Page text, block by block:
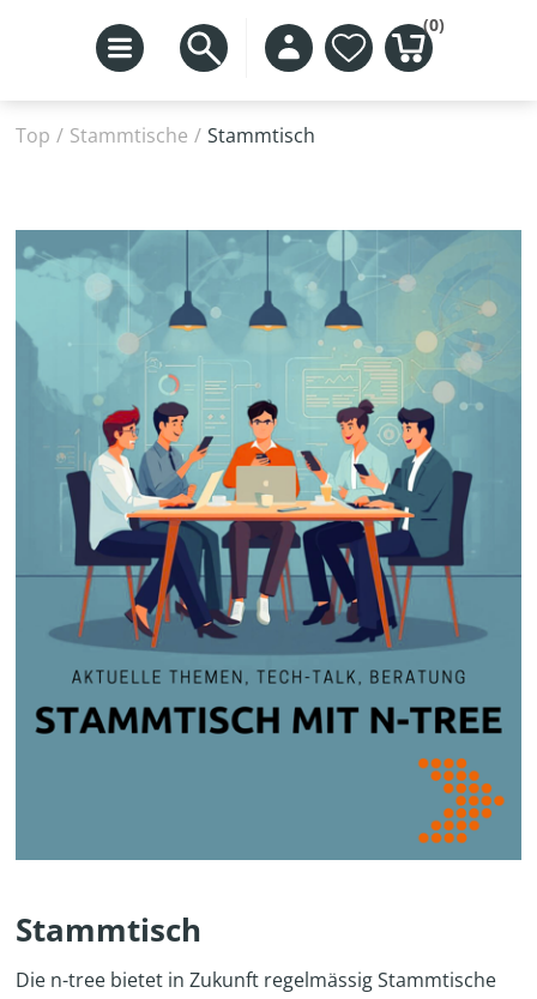
(0)
Top / Stammtische / Stammtisch
Stammtisch
Die n-tree bietet in Zukunft regelmässig Stammtische